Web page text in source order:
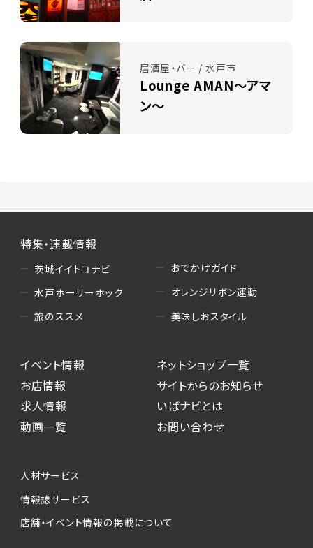
居酒屋・バー / 水戸市
Lounge AMAN～アマ
ン～
特集・連載情報
茨城イイトコナビ
水戸ホーリーホック
旅のススメ
おでかけガイド
オレンジリボン運動
美味しおスタイル
イベント情報
お店情報
求人情報
動画一覧
ネットショップ一覧
サイトからのお知らせ
いばナビとは
お問い合わせ
人材サービス
情報誌サービス
店舗・イベント情報の掲載について